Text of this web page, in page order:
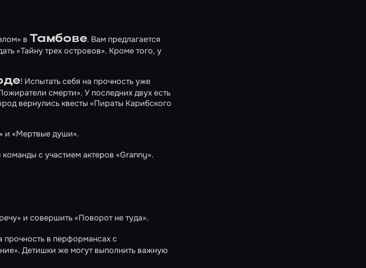
в Тамбове. Вам предлагается
«Тайну трех островов». Кроме того, у
! Испытать себя на прочность уже
смерти». У последних двух есть
вернулись квесты «Пираты Карибского
и «Мертвые души».
с участием актеров «Granny».
и совершить«Поворот не туда».
прочность в перформансах с
. Детишки же могут выполнить важную